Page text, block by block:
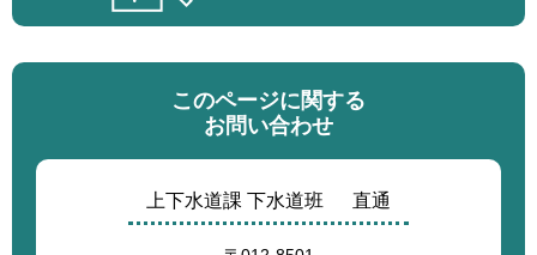
このページに関する
お問い合わせ
上下水道課 下水道班 直通